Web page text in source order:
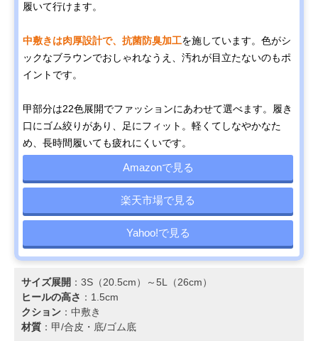
履いて行けます。
中敷きは肉厚設計で、抗菌防臭加工を施しています。色がシ
ックなブラウンでおしゃれなうえ、汚れが目立たないのもポ
イントです。
甲部分は22色展開でファッションにあわせて選べます。履き
口にゴム絞りがあり、足にフィット。軽くてしなやかなた
め、長時間履いても疲れにくいです。
Amazonで見る
楽天市場で見る
Yahoo!で見る
サイズ展開 ：3S（20.5cm）～5L（26cm）
ヒールの高さ ：1.5cm
クション ：中敷き
材質 ：甲/合皮・底/ゴム底